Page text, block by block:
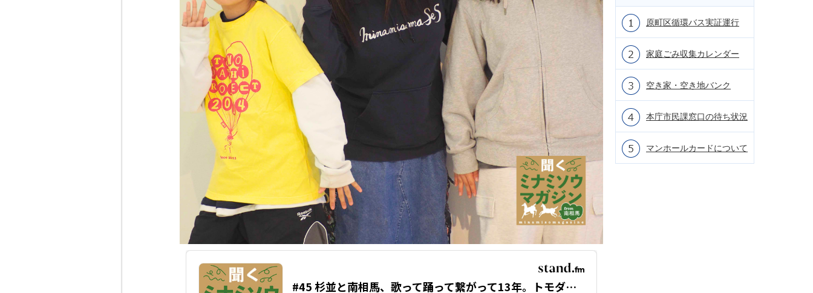
原町区循環バス実証運行
家庭ごみ収集カレンダー
空き家・空き地バンク
本庁市民課窓口の待ち状況
マンホールカードについて